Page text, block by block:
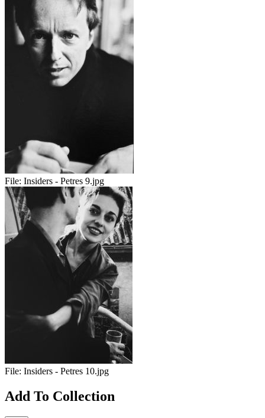
File: Insiders - Petres 9.jpg
File: Insiders - Petres 10.jpg
Add To Collection